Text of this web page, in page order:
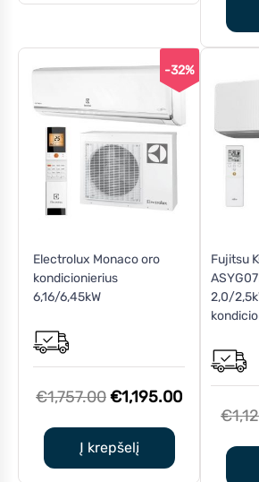
-32%
Electrolux Monaco oro
kondicionierius
6,16/6,45kW
€1,757.00Original
was:
€1,757.00.
€1,195.00Current
Į krepšelį
Fujitsu
2,0/
€